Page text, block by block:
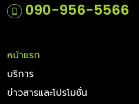
090-956-5566
หน้าแรก
บริการ
ข่าวสารและโปรโมชั่น